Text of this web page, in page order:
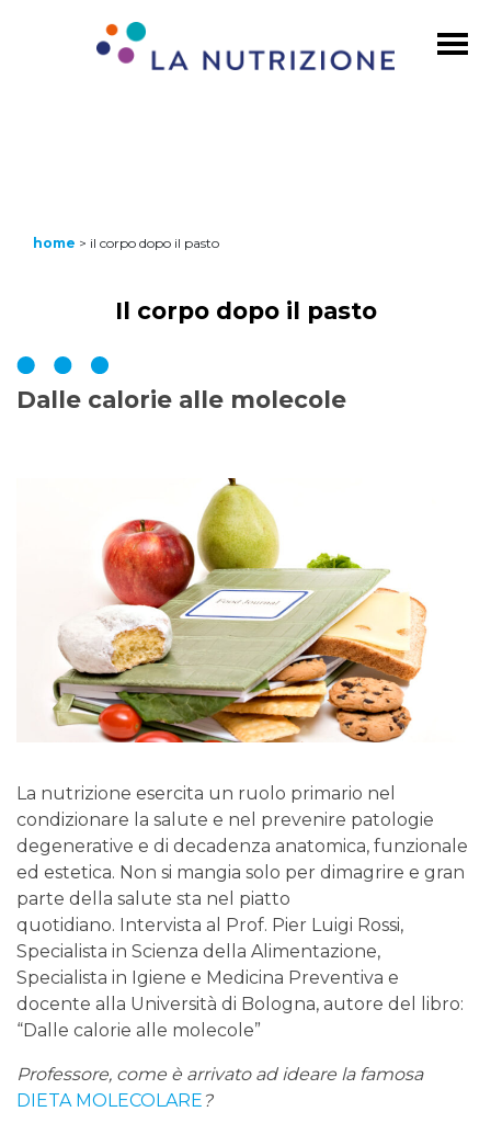
home > il corpo dopo il pasto
Il corpo dopo il pasto
Dalle calorie alle molecole
La nutrizione esercita un ruolo primario nel
condizionare la salute e nel prevenire patologie
degenerative e di decadenza anatomica, funzionale
ed estetica. Non si mangia solo per dimagrire e gran
parte della salute sta nel piatto
quotidiano. Intervista al Prof. Pier Luigi Rossi,
Specialista in Scienza della Alimentazione,
Specialista in Igiene e Medicina Preventiva e
docente alla Università di Bologna, autore del libro:
“Dalle calorie alle molecole”
Professore, come è arrivato ad ideare la famosa
DIETA MOLECOLARE ?